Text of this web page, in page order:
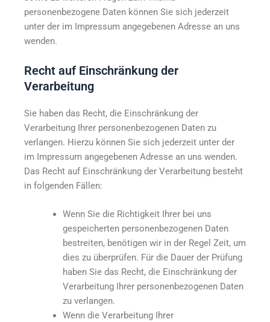
personenbezogene Daten können Sie sich jederzeit
unter der im Impressum angegebenen Adresse an uns
wenden.
Recht auf Einschränkung der
Verarbeitung
Sie haben das Recht, die Einschränkung der
Verarbeitung Ihrer personenbezogenen Daten zu
verlangen. Hierzu können Sie sich jederzeit unter der
im Impressum angegebenen Adresse an uns wenden.
Das Recht auf Einschränkung der Verarbeitung besteht
in folgenden Fällen:
Wenn Sie die Richtigkeit Ihrer bei uns
gespeicherten personenbezogenen Daten
bestreiten, benötigen wir in der Regel Zeit, um
dies zu überprüfen. Für die Dauer der Prüfung
haben Sie das Recht, die Einschränkung der
Verarbeitung Ihrer personenbezogenen Daten
zu verlangen.
Wenn die Verarbeitung Ihrer